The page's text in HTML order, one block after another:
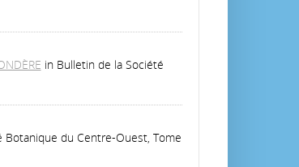
in Bulletin de la Société
Botanique du Centre-Ouest, Tome